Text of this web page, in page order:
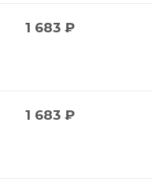
1 683₽
1 683₽